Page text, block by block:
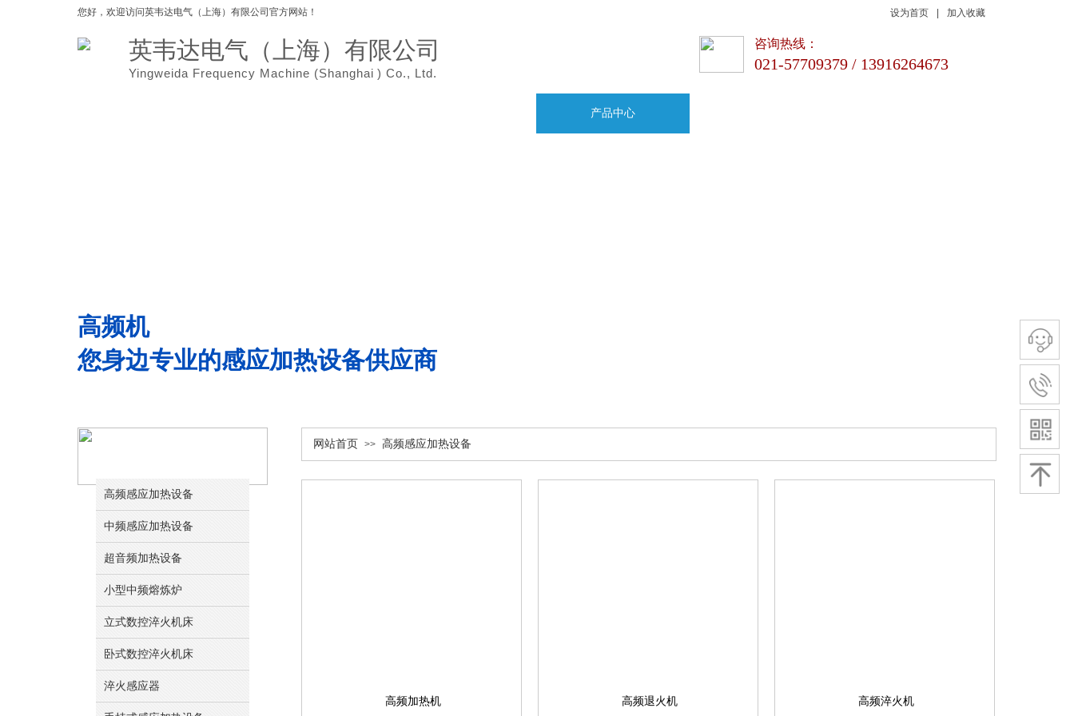
设为首页 加入收藏
产品中心
您好，欢迎访问英韦达电气（上海）有限公司官方网站！
咨询热线：
021-57709379 / 13916264673
英韦达电气（上海）有限公司
Yingweida Frequency Machine (Shanghai ) Co., Ltd.
高频机
您身边专业的感应加热设备供应商
网站首页 >> 高频感应加热设备
高频感应加热设备
中频感应加热设备
超音频加热设备
小型中频熔炼炉
立式数控淬火机床
卧式数控淬火机床
淬火感应器
高频加热机 高频退火机 高频淬火机